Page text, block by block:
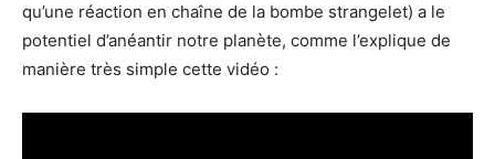
qu’une réaction en chaîne de la bombe strangelet) a le
potentiel d’anéantir notre planète, comme l’explique de
manière très simple cette vidéo :